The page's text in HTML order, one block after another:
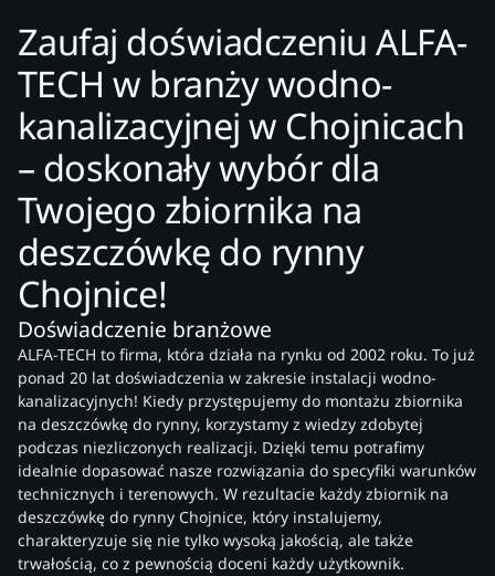
Zaufaj doświadczeniu ALFA-
TECH w branży wodno-
kanalizacyjnej w Chojnicach
– doskonały wybór dla
Twojego zbiornika na
deszczówkę do rynny
Chojnice!
Doświadczenie branżowe
ALFA-TECH to firma, która działa na rynku od 2002 roku. To już
ponad 20 lat doświadczenia w zakresie instalacji wodno-
kanalizacyjnych! Kiedy przystępujemy do montażu zbiornika
na deszczówkę do rynny, korzystamy z wiedzy zdobytej
podczas niezliczonych realizacji. Dzięki temu potrafimy
idealnie dopasować nasze rozwiązania do specyfiki warunków
technicznych i terenowych. W rezultacie każdy zbiornik na
deszczówkę do rynny Chojnice, który instalujemy,
charakteryzuje się nie tylko wysoką jakością, ale także
trwałością, co z pewnością doceni każdy użytkownik.